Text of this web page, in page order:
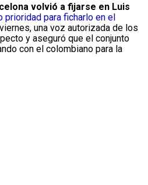
volvió a fijarse en Luis
prioridad para ficharlo en el
una voz autorizada de los
y aseguró que el conjunto
con el colombiano para la